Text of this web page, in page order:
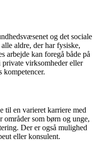
og det sociale
aldre, der har fysiske,
arbejde kan foregå både på
virksomheder eller
kompetencer.
til en varieret karriere med
områder som børn og unge,
Der er også mulighed
eller konsulent.